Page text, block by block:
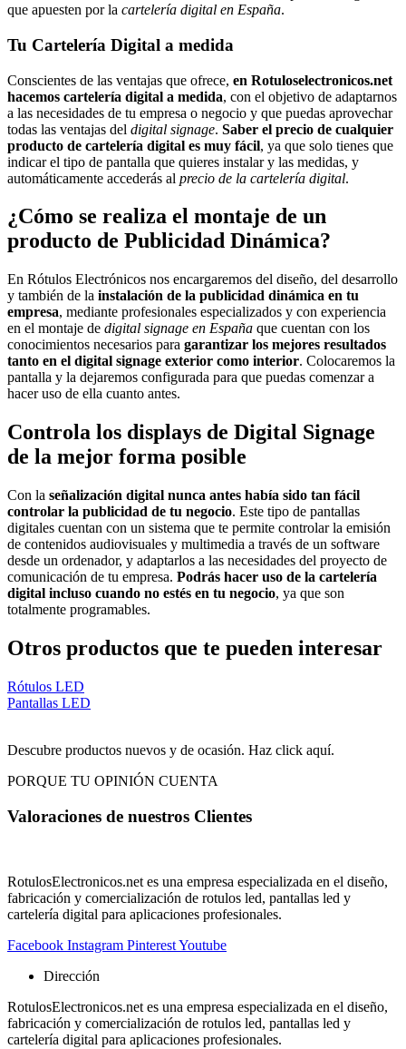
que apuesten por la cartelería digital en España.
Tu Cartelería Digital a medida
Conscientes de las ventajas que ofrece, en Rotuloselectronicos.net
hacemos cartelería digital a medida, con el objetivo de adaptarnos
a las necesidades de tu empresa o negocio y que puedas aprovechar
todas las ventajas del digital signage. Saber el precio de cualquier
producto de cartelería digital es muy fácil, ya que solo tienes que
indicar el tipo de pantalla que quieres instalar y las medidas, y
automáticamente accederás al precio de la cartelería digital.
¿Cómo se realiza el montaje de un
producto de Publicidad Dinámica?
En Rótulos Electrónicos nos encargaremos del diseño, del desarrollo
y también de la instalación de la publicidad dinámica en tu
empresa, mediante profesionales especializados y con experiencia
en el montaje de digital signage en España que cuentan con los
conocimientos necesarios para garantizar los mejores resultados
tanto en el digital signage exterior como interior. Colocaremos la
pantalla y la dejaremos configurada para que puedas comenzar a
hacer uso de ella cuanto antes.
Controla los displays de Digital Signage
de la mejor forma posible
Con la señalización digital nunca antes había sido tan fácil
controlar la publicidad de tu negocio. Este tipo de pantallas
digitales cuentan con un sistema que te permite controlar la emisión
de contenidos audiovisuales y multimedia a través de un software
desde un ordenador, y adaptarlos a las necesidades del proyecto de
comunicación de tu empresa. Podrás hacer uso de la cartelería
digital incluso cuando no estés en tu negocio, ya que son
totalmente programables.
Otros productos que te pueden interesar
Rótulos LED
Pantallas LED
Descubre productos nuevos y de ocasión. Haz click aquí.
PORQUE TU OPINIÓN CUENTA
Valoraciones de nuestros Clientes
RotulosElectronicos.net es una empresa especializada en el diseño,
fabricación y comercialización de rotulos led, pantallas led y
cartelería digital para aplicaciones profesionales.
Facebook Instagram PinterestYoutube
Dirección
RotulosElectronicos.net es una empresa especializada en el diseño,
fabricación y comercialización de rotulos led, pantallas led y
cartelería digital para aplicaciones profesionales.